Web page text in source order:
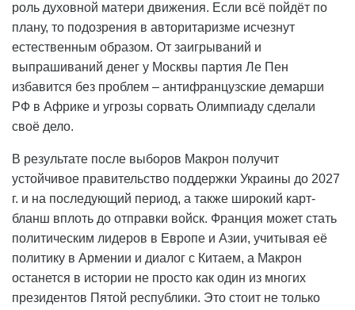
роль духовной матери движения. Если всё пойдёт по
плану, то подозрения в авторитаризме исчезнут
естественным образом. От заигрываний и
выпрашиваний денег у Москвы партия Ле Пен
избавится без проблем – антифранцузские демарши
РФ в Африке и угрозы сорвать Олимпиаду сделали
своё дело.
В результате после выборов Макрон получит
устойчивое правительство поддержки Украины до 2027
г. и на последующий период, а также широкий карт-
бланш вплоть до отправки войск. Франция может стать
политическим лидеров в Европе и Азии, учитывая её
политику в Армении и диалог с Китаем, а Макрон
останется в истории не просто как один из многих
президентов Пятой республики. Это стоит не только